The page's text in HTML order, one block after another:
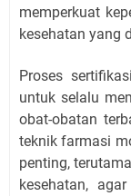
memperkuat
kesehatan yang
Proses
untuk selalu
obat-obatan
teknik farmasi
penting,
kesehatan,